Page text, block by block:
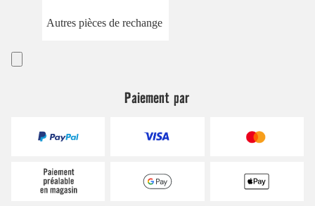
Autres pièces de rechange
Paiement par